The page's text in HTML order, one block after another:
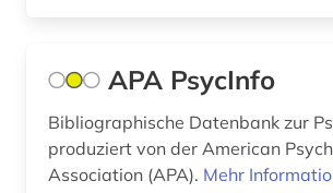
forstwissenschaft (1)
fortschrittsbericht (1)
fotografie (1)
APA PsycInfo
Bibliographische Datenbank zur
produziert von der American
Association (APA). Mehr